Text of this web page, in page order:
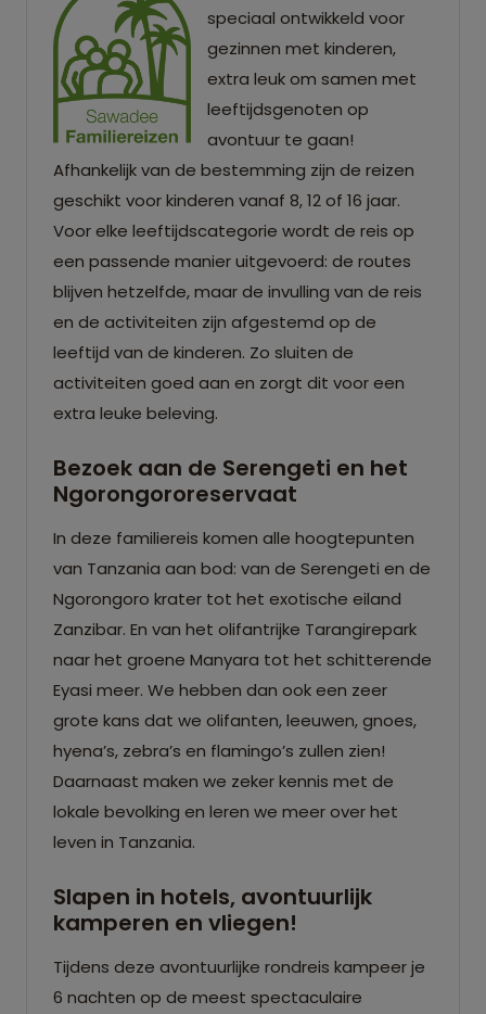
speciaal ontwikkeld voor
gezinnen met kinderen,
extra leuk om samen met
leeftijdsgenoten op
avontuur te gaan!
Afhankelijk van de bestemming zijn de reizen
geschikt voor kinderen vanaf 8, 12 of 16 jaar.
Voor elke leeftijdscategorie wordt de reis op
een passende manier uitgevoerd: de routes
blijven hetzelfde, maar de invulling van de reis
en de activiteiten zijn afgestemd op de
leeftijd van de kinderen. Zo sluiten de
activiteiten goed aan en zorgt dit voor een
extra leuke beleving.
Bezoek aan de Serengeti en het
Ngorongororeservaat
In deze familiereis komen alle hoogtepunten
van Tanzania aan bod: van de Serengeti en de
Ngorongoro krater tot het exotische eiland
Zanzibar. En van het olifantrijke Tarangirepark
naar het groene Manyara tot het schitterende
Eyasi meer. We hebben dan ook een zeer
grote kans dat we olifanten, leeuwen, gnoes,
hyena’s, zebra’s en flamingo’s zullen zien!
Daarnaast maken we zeker kennis met de
lokale bevolking en leren we meer over het
leven in Tanzania.
Slapen in hotels, avontuurlijk
kamperen en vliegen!
Tijdens deze avontuurlijke rondreis kampeer je
6 nachten op de meest spectaculaire